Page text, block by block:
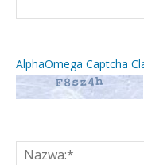
AlphaOmega Captcha